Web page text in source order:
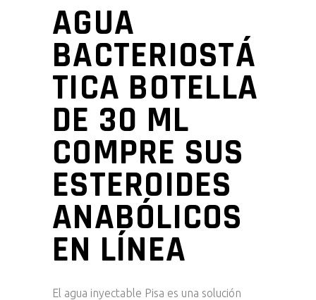
AGUA
BACTERIOSTÁ
TICA BOTELLA
DE 30 ML
COMPRE SUS
ESTEROIDES
ANABÓLICOS
EN LÍNEA
El agua inyectable Pisa es una solución